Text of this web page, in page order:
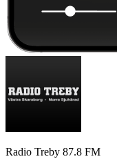
Radio Treby 87.8 FM